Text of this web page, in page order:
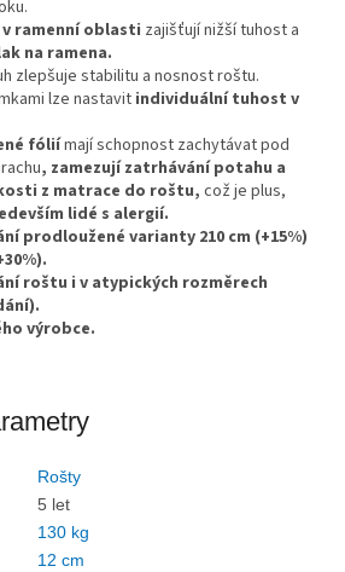
ramenní oblasti zajišťují nižší tuhost a
na ramena.
zlepšuje stabilitu a nosnost roštu.
lze nastavit individuální tuhost v
fóliímají schopnost zachytávat pod
, zamezují zatrhávání potahu a
z matrace do roštu, což je plus,
lidé s alergií.
prodloužené varianty 210 cm (+15%)
roštu i v atypických rozměrech
výrobce.
Rošty
5 let
130 kg
12 cm